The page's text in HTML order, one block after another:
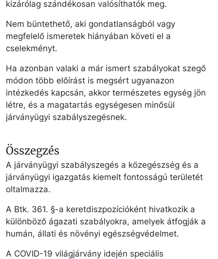
kizárólag szándékosan valósíthatók meg.
Nem büntethető, aki gondatlanságból vagy
megfelelő ismeretek hiányában követi el a
cselekményt.
Ha azonban valaki a már ismert szabályokat szegő
módon több előírást is megsért ugyanazon
intézkedés kapcsán, akkor természetes egység jön
létre, és a magatartás egységesen minősül
járványügyi szabályszegésnek.
Összegzés
A járványügyi szabályszegés a közegészség és a
járványügyi igazgatás kiemelt fontosságú területét
oltalmazza.
A Btk. 361. §-a keretdiszpozícióként hivatkozik a
különböző ágazati szabályokra, amelyek átfogják a
humán, állati és növényi egészségvédelmet.
A COVID-19 világjárvány idején speciális